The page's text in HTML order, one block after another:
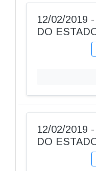
12/02/2019
DO
12/02/2019
DO